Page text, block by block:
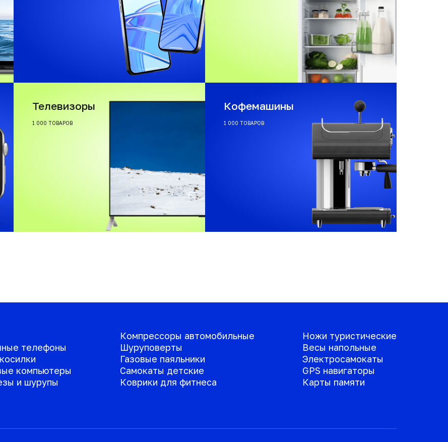
Телевизоры
1 000 ТОВАРОВ
Кофемашины
1 000 ТОВАРОВ
телефоны
компьютеры
и шурупы
Компрессоры автомобильные
Шуруповерты
Газовые паяльники
Самокаты детские
Коврики для фитнеса
Ножи туристические
Весы напольные
Электросамокаты
GPS навигаторы
Карты памяти